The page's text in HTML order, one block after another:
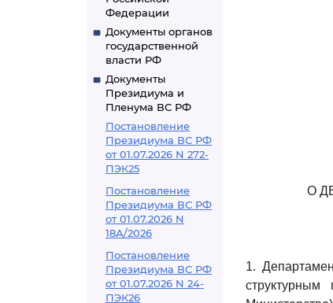
Федерации
Документы органов
государственной
власти РФ
Документы
Президиума и
Пленума ВС РФ
Постановление
Президиума ВС РФ
от 01.07.2026 N 272-
ПЭК25
Постановление
Президиума ВС РФ
от 01.07.2026 N
18А/2026
Постановление
Президиума ВС РФ
от 01.07.2026 N 24-
ПЭК26
О
1.